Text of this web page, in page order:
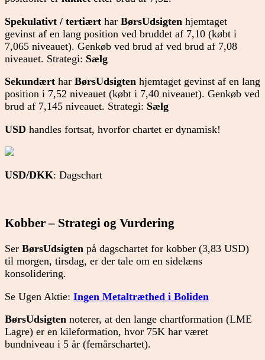
Spekulativt / tertiært har BørsUdsigten hjemtaget
gevinst af en lang position ved bruddet af 7,10 (købt i
7,065 niveauet). Genkøb ved brud af ved brud af 7,08
niveauet. Strategi: Sælg
Sekundært har BørsUdsigten hjemtaget gevinst af en lang
position i 7,52 niveauet (købt i 7,40 niveauet). Genkøb ved
brud af 7,145 niveauet. Strategi: Sælg
USD handles fortsat, hvorfor chartet er dynamisk!
USD/DKK: Dagschart
Kobber – Strategi og Vurdering
Ser BørsUdsigten på dagschartet for kobber (3,83 USD)
til morgen, tirsdag, er der tale om en sidelæns
konsolidering.
Se Ugen Aktie: Ingen Metaltræthed i Boliden
BørsUdsigten noterer, at den lange chartformation (LME
Lagre) er en kileformation, hvor 75K har været
bundniveau i 5 år (femårschartet).